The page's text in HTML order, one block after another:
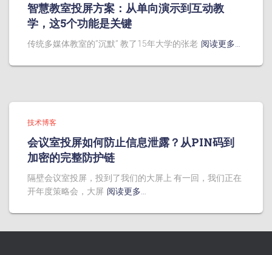
智慧教室投屏方案：从单向演示到互动教
学，这5个功能是关键
传统多媒体教室的”沉默” 教了15年大学的张老 阅读更多…
技术博客
会议室投屏如何防止信息泄露？从PIN码到
加密的完整防护链
隔壁会议室投屏，投到了我们的大屏上 有一回，我们正在
开年度策略会，大屏 阅读更多…